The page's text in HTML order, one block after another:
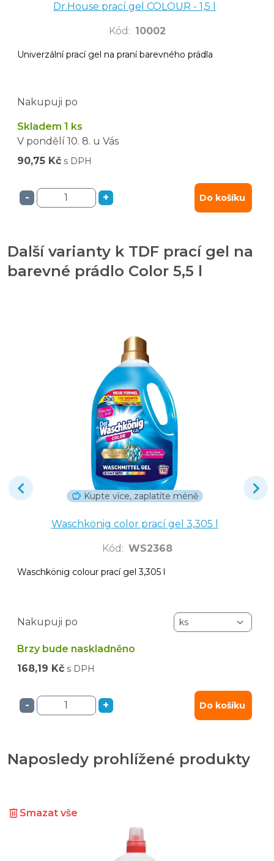
Dr.House prací gel COLOUR - 1,5 l
Kód : 10002
Univerzální prací gel na praní barevného prádla
Nakupuji po
Skladem 1 ks
V pondělí 10. 8. u Vás
90,75 Kč s DPH
- + Do košíku
Další varianty k TDF prací gel na
barevné prádlo Color 5,5 l
Kupte více, zaplatíte méně
Waschkönig color prací gel 3,305 l
Kód : WS2368
Waschkönig colour prací gel 3,305 l
Nakupuji po
Brzy bude naskladněno
168,19 Kč s DPH
- + Do košíku
Naposledy prohlížené produkty
Smazat vše